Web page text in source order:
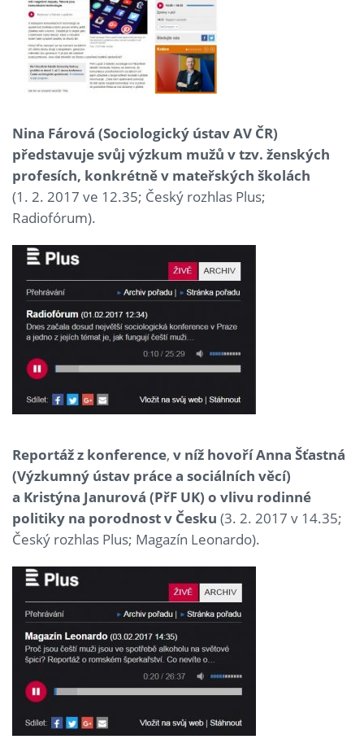
Nina Fárová (Sociologický ústav AV ČR)
představuje svůj výzkum mužů v tzv. ženských
profesích, konkrétně v mateřských školách
(1. 2. 2017 ve 12.35; Český rozhlas Plus;
Radiofórum).
Reportáž z konference, v níž hovoří Anna Šťastná
(Výzkumný ústav práce a sociálních věcí)
a Kristýna Janurová (PřF UK) o vlivu rodinné
politiky na porodnost v Česku (3. 2. 2017 v 14.35;
Český rozhlas Plus; Magazín Leonardo).